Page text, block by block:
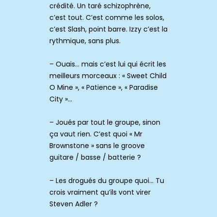
crédité. Un taré schizophrène,
c’est tout. C’est comme les solos,
c’est Slash, point barre. Izzy c’est la
rythmique, sans plus.
– Ouais… mais c’est lui qui écrit les
meilleurs morceaux : « Sweet Child
O Mine », « Patience », « Paradise
City »…
– Joués par tout le groupe, sinon
ça vaut rien. C’est quoi « Mr
Brownstone » sans le groove
guitare / basse / batterie ?
– Les drogués du groupe quoi… Tu
crois vraiment qu’ils vont virer
Steven Adler ?